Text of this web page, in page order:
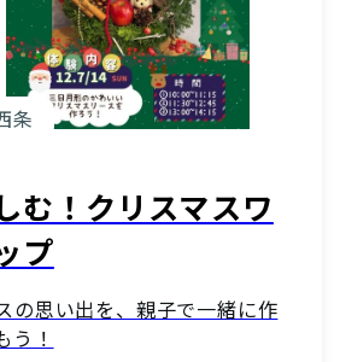
条
む！クリスマスワ
プ
の思い出を、親子で一緒に作
う！